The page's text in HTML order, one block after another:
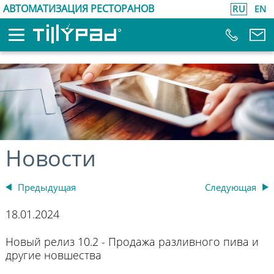
АВТОМАТИЗАЦИЯ РЕСТОРАНОВ EN
RU
Новости
Предыдущая Следующая
18.01.2024
Новый релиз 10.2 - Продажа разливного пива и
другие новшества